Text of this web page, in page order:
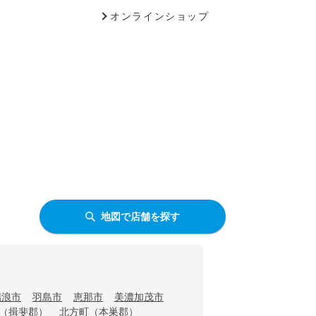
オンラインショップ
地図で店舗を探す
市 羽島市 恵那市
美濃加茂市
揖斐郡）
北方町（本巣郡）